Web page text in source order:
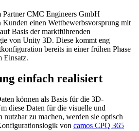
Partner CMC Engineers GmbH
einen Wettbewerbsvorsprung mit
Basis der marktführenden
von Unity 3D. Diese kommt eng
bereits in einer frühen Phase
Einsatz.
einfach realisiert
können als Basis für die 3D-
diese Daten für die visuelle und
zu machen, werden sie optisch
von camos CPQ 365